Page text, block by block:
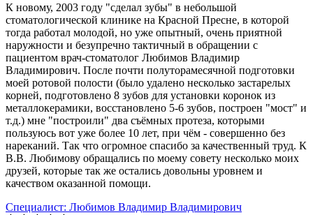
К новому, 2003 году "сделал зубы" в небольшой
стоматологической клинике на Красной Пресне, в которой
тогда работал молодой, но уже опытный, очень приятной
наружности и безупречно тактичный в обращении с
пациентом врач-стоматолог Любимов Владимир
Владимирович. После почти полуторамесячной подготовки
моей ротовой полости (было удалено несколько застарелых
корней, подготовлено 8 зубов для установки коронок из
металлокерамики, восстановлено 5-6 зубов, построен "мост" и
т.д.) мне "построили" два съёмных протеза, которыми
пользуюсь вот уже более 10 лет, при чём - совершенно без
нареканий. Так что огромное спасибо за качественный труд. К
В.В. Любимову обращались по моему совету несколько моих
друзей, которые так же остались довольны уровнем и
качеством оказанной помощи.
Специалист: Любимов Владимир Владимирович